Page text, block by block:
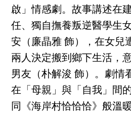
啟」情感劇。故事講述在
任、獨自撫養叛逆醫學生
安（廉晶雅 飾），在女兒
兩人決定搬到鄉下生活，
男友（朴解浚 飾）。劇情
在「母親」與「自我」間
同《海岸村恰恰恰》般溫